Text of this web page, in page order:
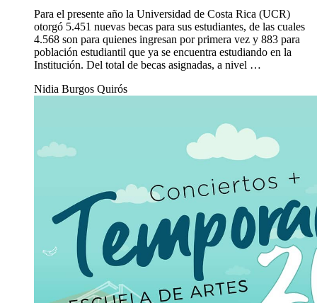
Para el presente año la Universidad de Costa Rica (UCR)
otorgó 5.451 nuevas becas para sus estudiantes, de las cuales
4.568 son para quienes ingresan por primera vez y 883 para
población estudiantil que ya se encuentra estudiando en la
Institución. Del total de becas asignadas, a nivel …
Nidia Burgos Quirós